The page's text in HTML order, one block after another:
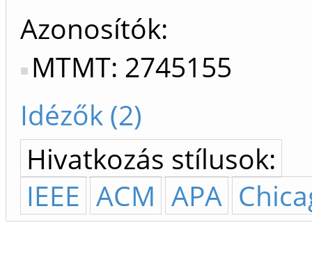
Azonosítók
MTMT: 2745155
Idézők (2)
Hivatkozás stílusok:
IEEE ACM APA